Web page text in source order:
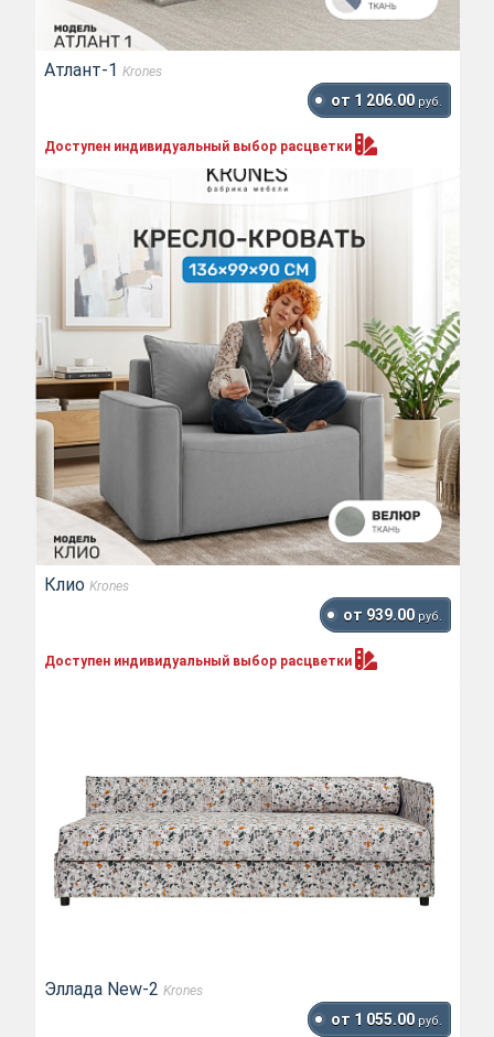
Атлант-1 Krones
от 1 206.00 руб.
Доступен индивидуальный выбор расцветки
Клио Krones
от 939.00 руб.
Доступен индивидуальный выбор расцветки
Эллада New-2 Krones
от 1 055.00 руб.